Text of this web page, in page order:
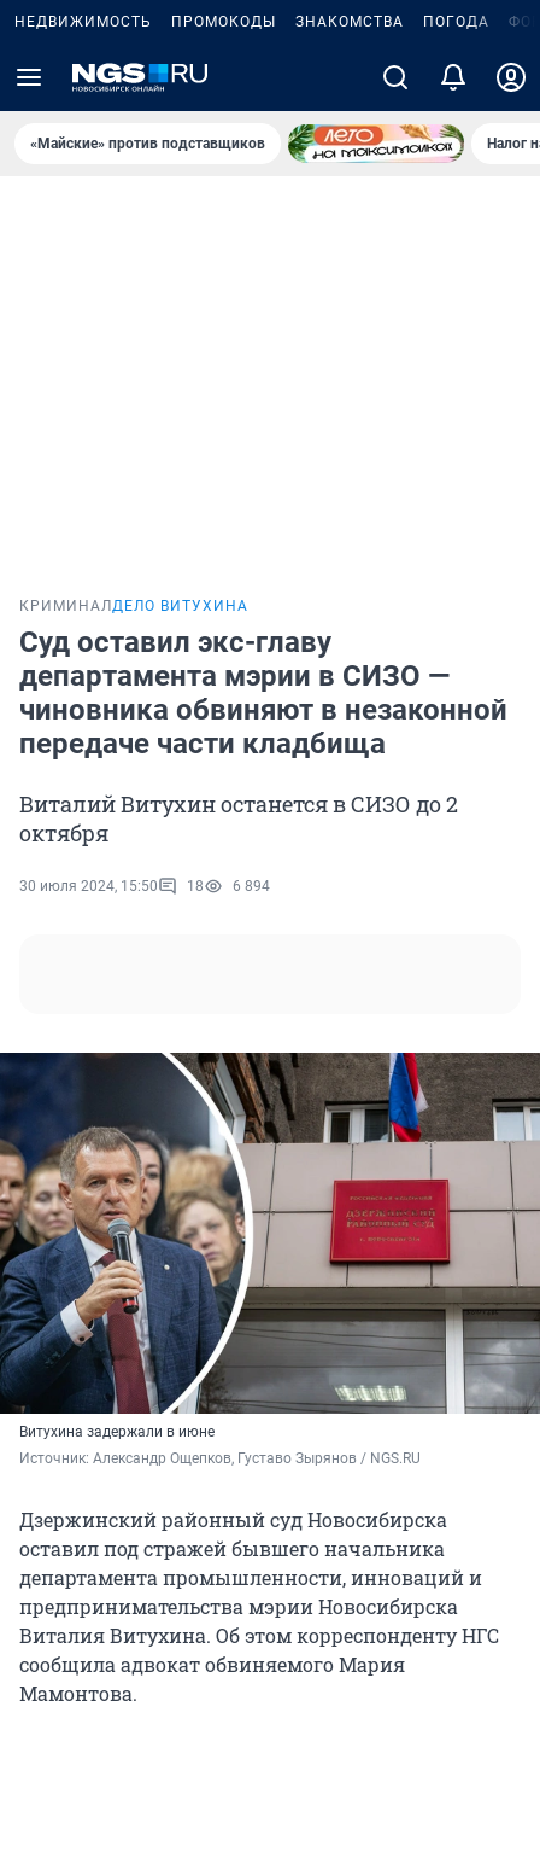
НЕДВИЖИМОСТЬ ПРОМОКОДЫ ЗНАКОМСТВА ПОГОДА
«Майские» против подставщиков Налог
КРИМИНАЛДЕЛО ВИТУХИНА
Суд оставил экс-главу
департамента мэрии в СИЗО —
чиновника обвиняют в незаконной
передаче части кладбища
Виталий Витухин останется в СИЗО до 2
октября
30 июля 2024, 15:50 18 6 894
Витухина задержали в июне
Источник: Александр Ощепков, Густаво Зырянов / NGS.RU
Дзержинский районный суд Новосибирска
оставил под стражей бывшего начальника
департамента промышленности, инноваций и
предпринимательства мэрии Новосибирска
Виталия Витухина. Об этом корреспонденту НГС
сообщила адвокат обвиняемого Мария
Мамонтова.